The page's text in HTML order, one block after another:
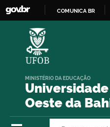
COMUNICA BR
Oeste da
MINISTÉRIO DA EDUCAÇÃO